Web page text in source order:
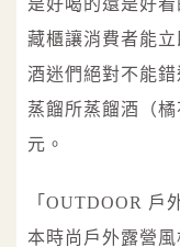
是好喝的還是好
藏櫃讓消費者能
酒迷們絕對不能
蒸餾所蒸餾酒（
元。
「OUTDOOR 戶
本時尚戶外露營